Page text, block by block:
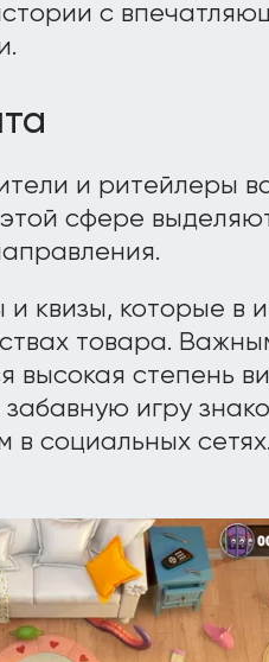
с
и ритейлеры
сфере
квизы, которые в
товара.
высокая степень
забавную игру
в социальных сетях.